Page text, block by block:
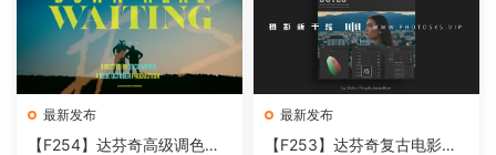
最新发布
【F254】达芬奇高级调色插
最新发布
【F253】达芬奇复古电影胶